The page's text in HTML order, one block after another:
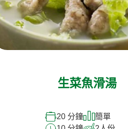
生菜魚滑湯
20 分鐘
簡單